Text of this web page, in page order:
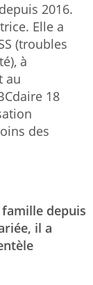
2016.
Elle a
(troubles
à
au
18
des
depuis
il a